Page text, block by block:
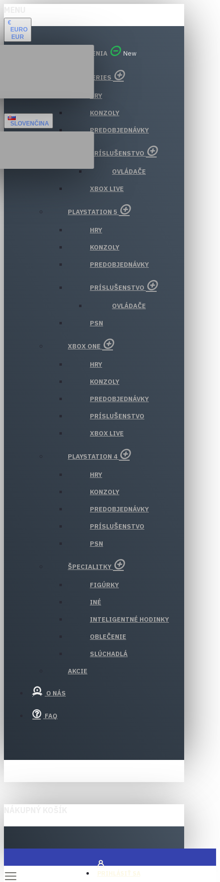
€
EURO
EUR
SLOVENČINA
VŠETKY ODDELENIA New
XBOX SERIES
HRY
KONZOLY
PREDOBJEDNÁVKY
PRÍSLUŠENSTVO
OVLÁDAČE
XBOX LIVE
PLAYSTATION 5
HRY
KONZOLY
PREDOBJEDNÁVKY
PRÍSLUŠENSTVO
OVLÁDAČE
PSN
XBOX ONE
HRY
KONZOLY
PREDOBJEDNÁVKY
PRÍSLUŠENSTVO
XBOX LIVE
PLAYSTATION 4
HRY
KONZOLY
PREDOBJEDNÁVKY
PRÍSLUŠENSTVO
PSN
ŠPECIALITKY
FIGÚRKY
INÉ
INTELIGENTNÉ HODINKY
OBLEČENIE
SLÚCHADLÁ
AKCIE
O NÁS
FAQ
PRIHLÁSIŤ SA